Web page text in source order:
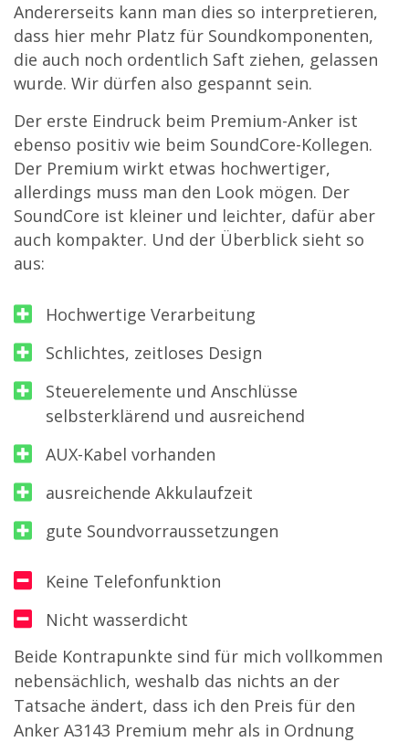
Andererseits kann man dies so interpretieren,
dass hier mehr Platz für Soundkomponenten,
die auch noch ordentlich Saft ziehen, gelassen
wurde. Wir dürfen also gespannt sein.
Der erste Eindruck beim Premium-Anker ist
ebenso positiv wie beim SoundCore-Kollegen.
Der Premium wirkt etwas hochwertiger,
allerdings muss man den Look mögen. Der
SoundCore ist kleiner und leichter, dafür aber
auch kompakter. Und der Überblick sieht so
aus:
Hochwertige Verarbeitung
Schlichtes, zeitloses Design
Steuerelemente und Anschlüsse
selbsterklärend und ausreichend
AUX-Kabel vorhanden
ausreichende Akkulaufzeit
gute Soundvorraussetzungen
Keine Telefonfunktion
Nicht wasserdicht
Beide Kontrapunkte sind für mich vollkommen
nebensächlich, weshalb das nichts an der
Tatsache ändert, dass ich den Preis für den
Anker A3143 Premium mehr als in Ordnung